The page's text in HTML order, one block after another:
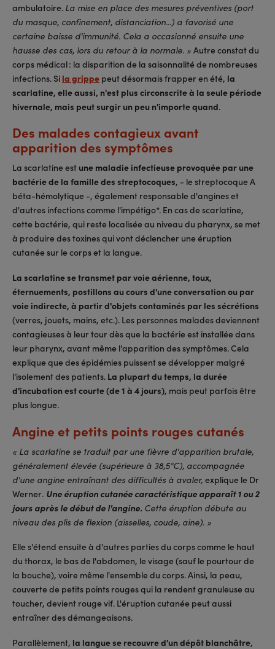
ambulatoire. La mise en place des mesures préventives (port
du masque, confinement, distanciation...) a favorisé une
certaine baisse d'immunité. Cela a occasionné ensuite une
hausse des cas, lors du retour à la normale. » Autre constat du
corps médical : la disparition de la saisonnalité de nombreuses
infections. Si la grippe peut désormais frapper en été, la
scarlatine, elle aussi, n'est plus circonscrite à la seule période
hivernale, mais peut surgir un peu n'importe quand.
Des malades contagieux avant
apparition des symptômes
La scarlatine est une maladie infectieuse provoquée par une
bactérie de la famille des streptocoques, - le streptocoque A
béta-hémolytique -, également responsable d'angines et
d'autres infections comme l'impétigo*. En cas de scarlatine,
cette bactérie, qui reste localisée au niveau du pharynx, se met
à produire des toxines qui vont déclencher une éruption
cutanée sur le corps et la langue.
La scarlatine se transmet par voie aérienne, toux,
éternuements, postillons au cours d'une conversation ou par
voie indirecte, à partir d'objets contaminés par les sécrétions
(verres, jouets, mains, etc.). Les personnes malades deviennent
contagieuses à leur tour dès que la bactérie est installée dans
leur pharynx, avant même l'apparition des symptômes. Cela
explique que des épidémies puissent se développer malgré
l'isolement des patients. La plupart du temps, la durée
d'incubation est courte (de 1 à 4 jours), mais peut parfois être
plus longue.
Angine et petits points rouges cutanés
« La scarlatine se traduit par une fièvre d'apparition brutale,
généralement élevée (supérieure à 38,5°C), accompagnée
d'une angine entraînant des difficultés à avaler, explique le Dr
Werner. Une éruption cutanée caractéristique apparaît 1 ou 2
jours après le début de l'angine. Cette éruption débute au
niveau des plis de flexion (aisselles, coude, aine). »
Elle s'étend ensuite à d'autres parties du corps comme le haut
du thorax, le bas de l'abdomen, le visage (sauf le pourtour de
la bouche), voire même l'ensemble du corps. Ainsi, la peau,
couverte de petits points rouges qui la rendent granuleuse au
toucher, devient rouge vif. L'éruption cutanée peut aussi
entraîner des démangeaisons.
Parallèlement, la langue se recouvre d'un dépôt blanchâtre,